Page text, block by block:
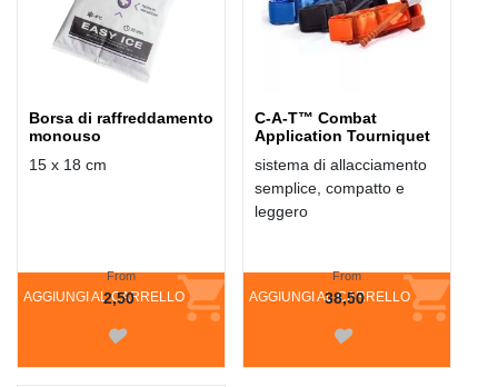
Borsa di raffreddamento
monouso
15 x 18 cm
AGGIUNGI AL CARRELLO
From
2,50
C-A-T™ Combat
Application Tourniquet
sistema di allacciamento
semplice, compatto e
leggero
AGGIUNGI AL CARRELLO
From
38,50